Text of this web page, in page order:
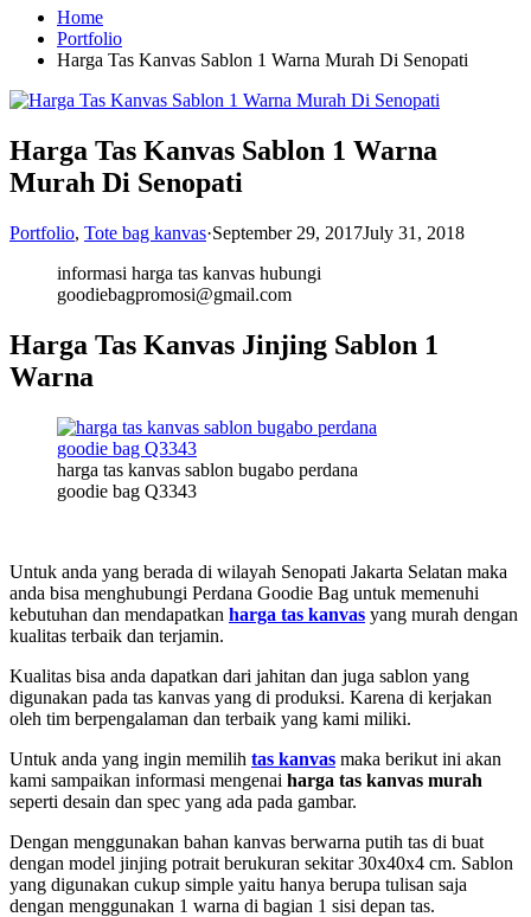
Home
Portfolio
Harga Tas Kanvas Sablon 1 Warna Murah Di Senopati
Harga Tas Kanvas Sablon 1 Warna
Murah Di Senopati
Portfolio, Tote bag kanvas·September 29, 2017July 31, 2018
informasi harga tas kanvas hubungi
goodiebagpromosi@gmail.com
Harga Tas Kanvas Jinjing Sablon 1
Warna
harga tas kanvas sablon bugabo perdana
goodie bag Q3343
Untuk anda yang berada di wilayah Senopati Jakarta Selatan maka
anda bisa menghubungi Perdana Goodie Bag untuk memenuhi
kebutuhan dan mendapatkan harga tas kanvas yang murah dengan
kualitas terbaik dan terjamin.
Kualitas bisa anda dapatkan dari jahitan dan juga sablon yang
digunakan pada tas kanvas yang di produksi. Karena di kerjakan
oleh tim berpengalaman dan terbaik yang kami miliki.
Untuk anda yang ingin memilih tas kanvas maka berikut ini akan
kami sampaikan informasi mengenai harga tas kanvas murah
seperti desain dan spec yang ada pada gambar.
Dengan menggunakan bahan kanvas berwarna putih tas di buat
dengan model jinjing potrait berukuran sekitar 30x40x4 cm. Sablon
yang digunakan cukup simple yaitu hanya berupa tulisan saja
dengan menggunakan 1 warna di bagian 1 sisi depan tas.